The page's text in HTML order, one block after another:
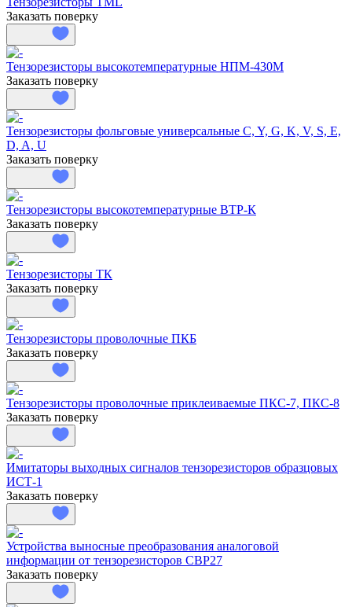
Заказать поверку
Тензорезисторы высокотемпературные НПМ-430М
Заказать поверку
Тензорезисторы фольговые универсальные C, Y, G, K, V, S, E,
D, A, U
Заказать поверку
Тензорезисторы высокотемпературные ВТР-К
Заказать поверку
Тензорезисторы ТК
Заказать поверку
Тензорезисторы проволочные ПКБ
Заказать поверку
Тензорезисторы проволочные приклеиваемые ПКС-7, ПКС-8
Заказать поверку
Имитаторы выходных сигналов тензорезисторов образцовых
ИСТ-1
Заказать поверку
Устройства выносные преобразования аналоговой
информации от тензорезисторов СВР27
Заказать поверку